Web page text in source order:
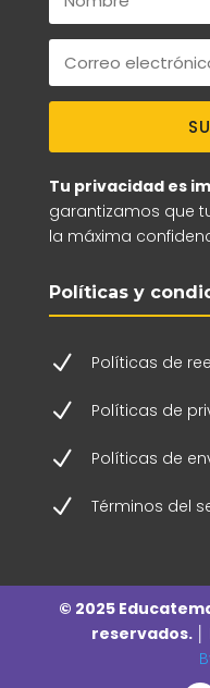
Tu privacidad es
garantizamos que
la máxima
Políticas y
N Políticas de
N Políticas de
N Políticas de
N Términos del
© 2025
reservados. │